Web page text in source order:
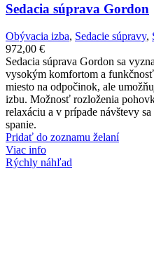
Sedacia súprava Gordon
Obývacia izba, Sedacie súpravy,
972,00 €
Sedacia súprava Gordon sa
vysokým komfortom a
miesto na odpočinok, ale
izbu. Možnosť rozloženia
relaxáciu a v prípade návštevy
spanie.
Pridať do zoznamu želaní
Viac info
Rýchly náhľad